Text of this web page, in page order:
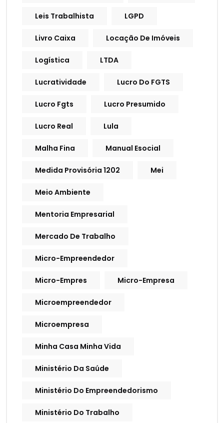
Leis Trabalhista LGPD
Livro Caixa Locação De Imóveis
Logística LTDA
Lucratividade Lucro Do FGTS
Lucro Fgts Lucro Presumido
Lucro Real Lula
Malha Fina Manual Esocial
Medida Provisória 1202 Mei
Meio Ambiente
Mentoria Empresarial
Mercado De Trabalho
Micro-Empreendedor
Micro-Empres Micro-Empresa
Microempreendedor
Microempresa
Minha Casa Minha Vida
Ministério Da Saúde
Ministério Do Empreendedorismo
Ministério Do Trabalho